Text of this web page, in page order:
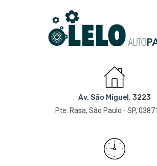
Av. São Miguel, 3223
Pte. Rasa, São Paulo - SP,